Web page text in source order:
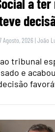
a
Agosto, 2026 |João
tribunal
e